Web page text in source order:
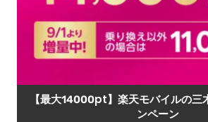
【最大14000pt】楽天モバイルの三
ンペーン